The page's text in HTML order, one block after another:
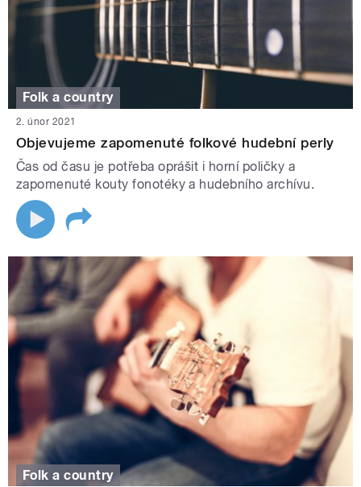
Folk a country
2. únor 2021
Objevujeme zapomenuté folkové hudební perly
Čas od času je potřeba oprášit i horní poličky a
zapomenuté kouty fonotéky a hudebního archívu.
Folk a country